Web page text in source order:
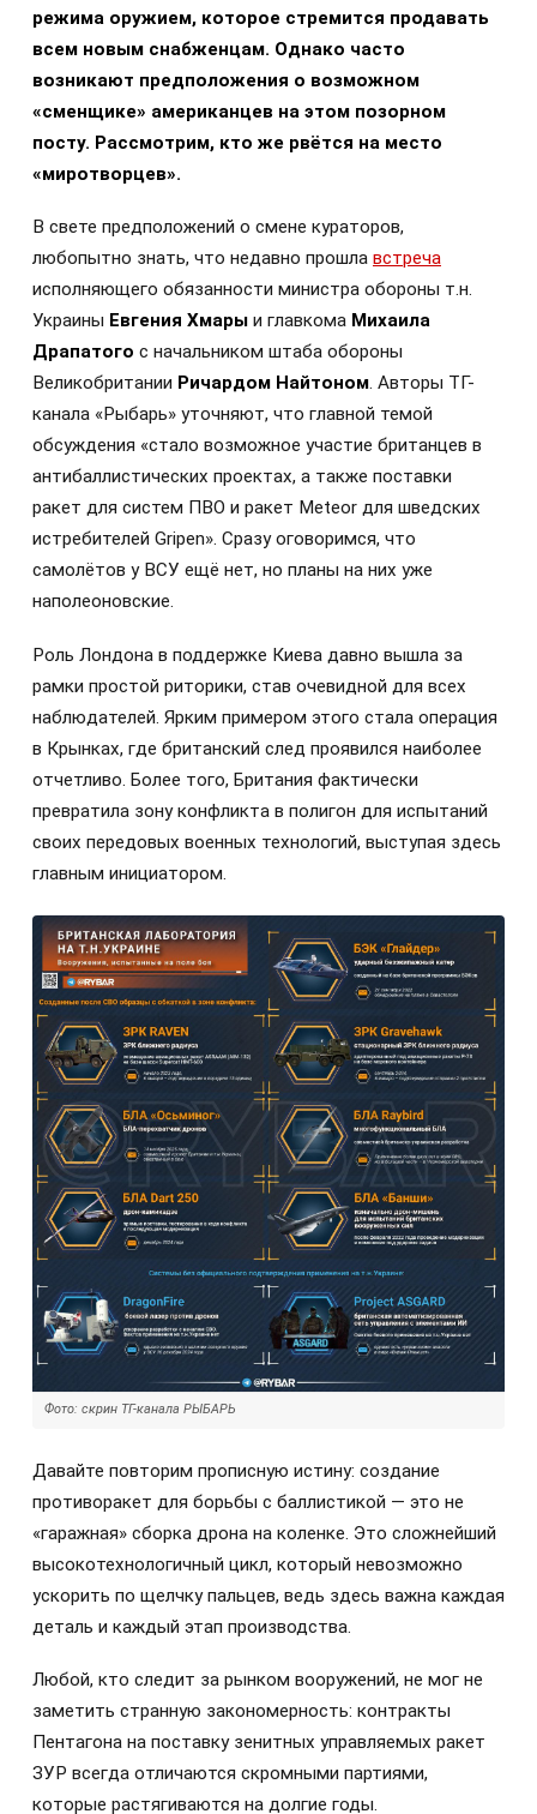
режима оружием, которое стремится продавать
всем новым снабженцам. Однако часто
возникают предположения о возможном
«сменщике» американцев на этом позорном
посту. Рассмотрим, кто же рвётся на место
«миротворцев».
В свете предположений о смене кураторов,
любопытно знать, что недавно прошла встреча
исполняющего обязанности министра обороны т.н.
Украины Евгения Хмары и главкома Михаила
Драпатого с начальником штаба обороны
Великобритании Ричардом Найтоном. Авторы ТГ-
канала «Рыбарь» уточняют, что главной темой
обсуждения «стало возможное участие британцев в
антибаллистических проектах, а также поставки
ракет для систем ПВО и ракет Meteor для шведских
истребителей Gripen». Сразу оговоримся, что
самолётов у ВСУ ещё нет, но планы на них уже
наполеоновские.
Роль Лондона в поддержке Киева давно вышла за
рамки простой риторики, став очевидной для всех
наблюдателей. Ярким примером этого стала операция
в Крынках, где британский след проявился наиболее
отчетливо. Более того, Британия фактически
превратила зону конфликта в полигон для испытаний
своих передовых военных технологий, выступая здесь
главным инициатором.
Фото: скрин ТГ-канала РЫБАРЬ
Давайте повторим прописную истину: создание
противоракет для борьбы с баллистикой — это не
«гаражная» сборка дрона на коленке. Это сложнейший
высокотехнологичный цикл, который невозможно
ускорить по щелчку пальцев, ведь здесь важна каждая
деталь и каждый этап производства.
Любой, кто следит за рынком вооружений, не мог не
заметить странную закономерность: контракты
Пентагона на поставку зенитных управляемых ракет
ЗУР всегда отличаются скромными партиями,
которые растягиваются на долгие годы.